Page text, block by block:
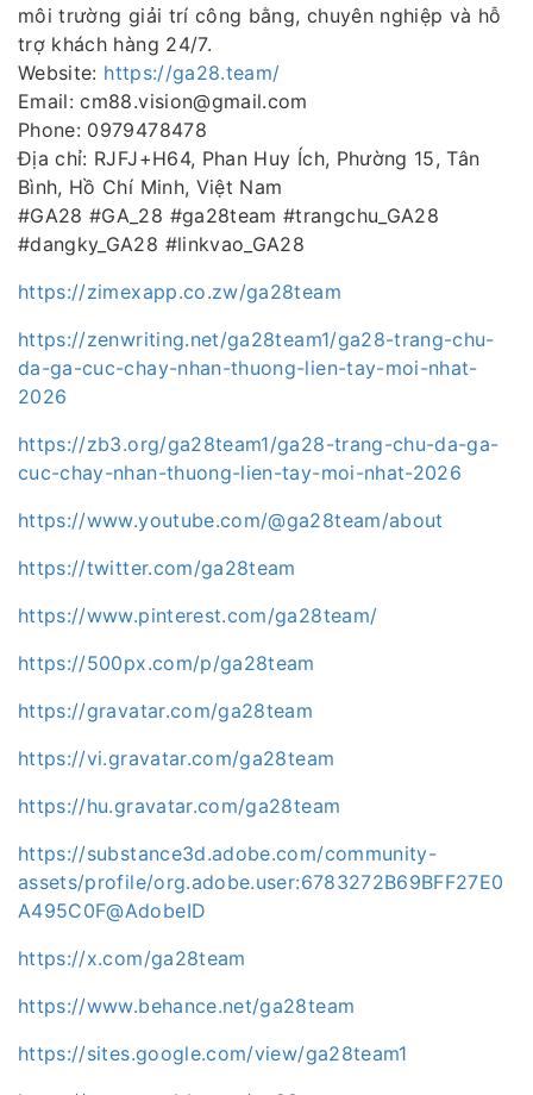
môi trường giải trí công bằng, chuyên nghiệp và hỗ
trợ khách hàng 24/7.
Website: https://ga28.team/
Email: cm88.vision@gmail.com
Phone: 0979478478
Địa chỉ: RJFJ+H64, Phan Huy Ích, Phường 15, Tân
Bình, Hồ Chí Minh, Việt Nam
#GA28 #GA_28 #ga28team #trangchu_GA28
#dangky_GA28 #linkvao_GA28
https://zimexapp.co.zw/ga28team
https://zenwriting.net/ga28team1/ga28-trang-chu-
da-ga-cuc-chay-nhan-thuong-lien-tay-moi-nhat-
2026
https://zb3.org/ga28team1/ga28-trang-chu-da-ga-
cuc-chay-nhan-thuong-lien-tay-moi-nhat-2026
https://www.youtube.com/@ga28team/about
https://twitter.com/ga28team
https://www.pinterest.com/ga28team/
https://500px.com/p/ga28team
https://gravatar.com/ga28team
https://vi.gravatar.com/ga28team
https://hu.gravatar.com/ga28team
https://substance3d.adobe.com/community-
assets/profile/org.adobe.user:6783272B69BFF27E0
A495C0F@AdobeID
https://x.com/ga28team
https://www.behance.net/ga28team
https://sites.google.com/view/ga28team1